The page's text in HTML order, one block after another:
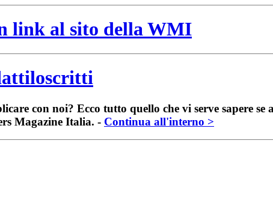
link al sito della WMI
con noi? Ecco tutto quello che vi serve sapere
Magazine Italia. - Continua all'interno >